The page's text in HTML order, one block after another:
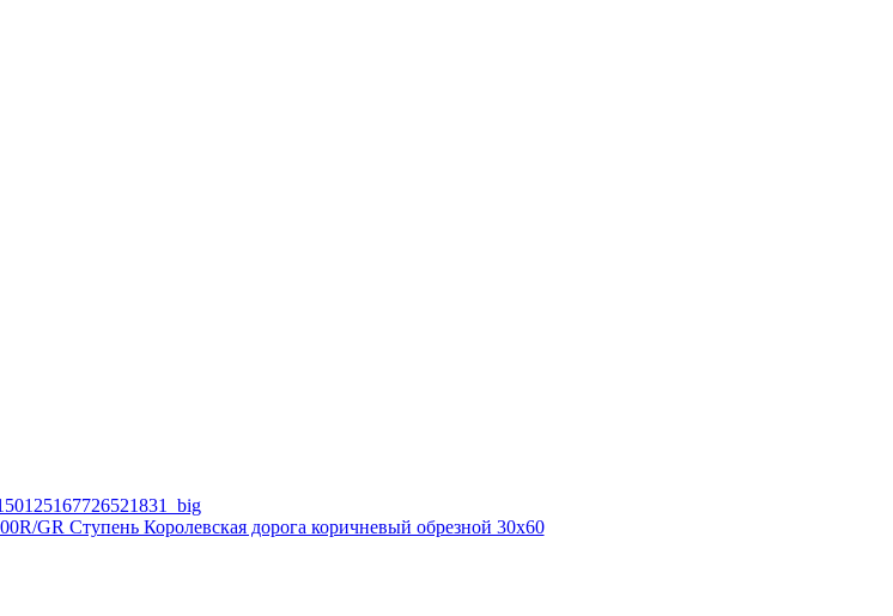
GR Ступень Королевская дорога коричневый обрезной 30х60